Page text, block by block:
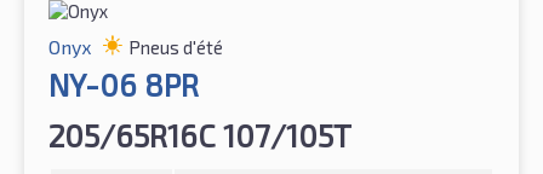
Onyx Pneus d'été
NY-06 8PR
205/65R16C 107/105T